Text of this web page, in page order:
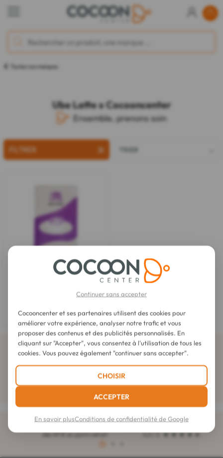
Toutes nos marques
Ube Latte x Cocooncenter
Ensemble, prenons soin
FILTRER
14,90 €
Abonnez-vous à la newsletter
Livraison offerte
dès 49 € en point retrait
notée 4,6 sur 5
4,5 / 5
1
Continuer sans accepter
Cocooncenter et ses partenaires utilisent des cookies pour
améliorer votre expérience, analyser notre trafic et vous
proposer des contenus et des publicités personnalisés. En
cliquant sur "Accepter", vous consentez à l'utilisation de tous les
cookies. Vous pouvez également "continuer sans accepter".
CHOISIR
ACCEPTER
En savoir plusConditions de confidentialité de Google